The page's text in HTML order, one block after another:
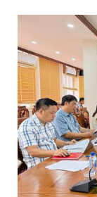
bộ thôn, kiện